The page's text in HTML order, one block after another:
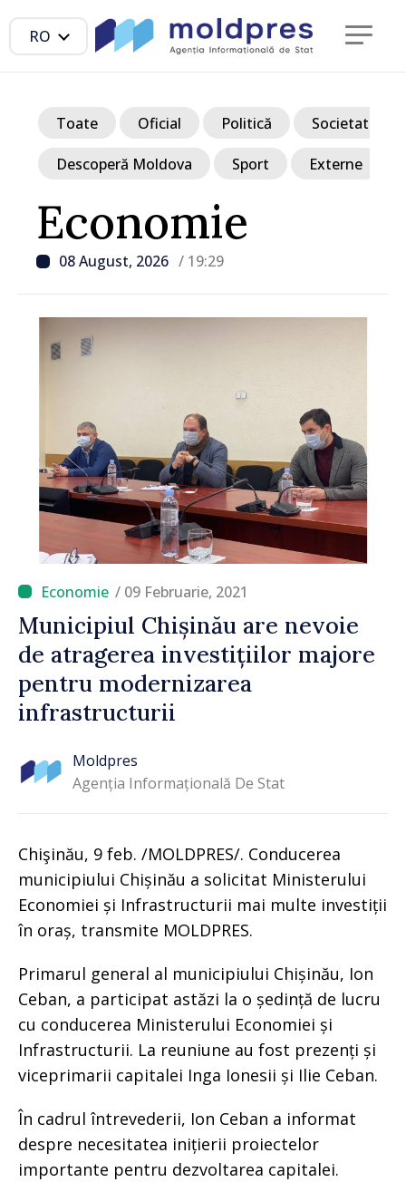
RO
Economie
08 August, 2026 / 19:29
Toate Oficial Politică Societate
Descoperă Moldova Sport Externe
/ 09 Februarie, 2021
Municipiul Chișinău are nevoie
de atragerea investițiilor majore
pentru modernizarea
infrastructurii
Moldpres
Agenția Informațională De Stat
Chişinău, 9 feb. /MOLDPRES/. Conducerea
municipiului Chișinău a solicitat Ministerului
Economiei și Infrastructurii mai multe investiții
în oraș, transmite MOLDPRES.
Primarul general al municipiului Chișinău, Ion
Ceban, a participat astăzi la o ședință de lucru
cu conducerea Ministerului Economiei și
Infrastructurii. La reuniune au fost prezenți și
viceprimarii capitalei Inga Ionesii și Ilie Ceban.
În cadrul întrevederii, Ion Ceban a informat
despre necesitatea inițierii proiectelor
importante pentru dezvoltarea capitalei.